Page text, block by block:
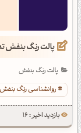
پالت رنگ بنفش
پالت رنگ بنفش
روانشناسی رنگ
بازدید اخیر : 16